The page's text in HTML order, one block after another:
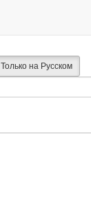
Только на Русском